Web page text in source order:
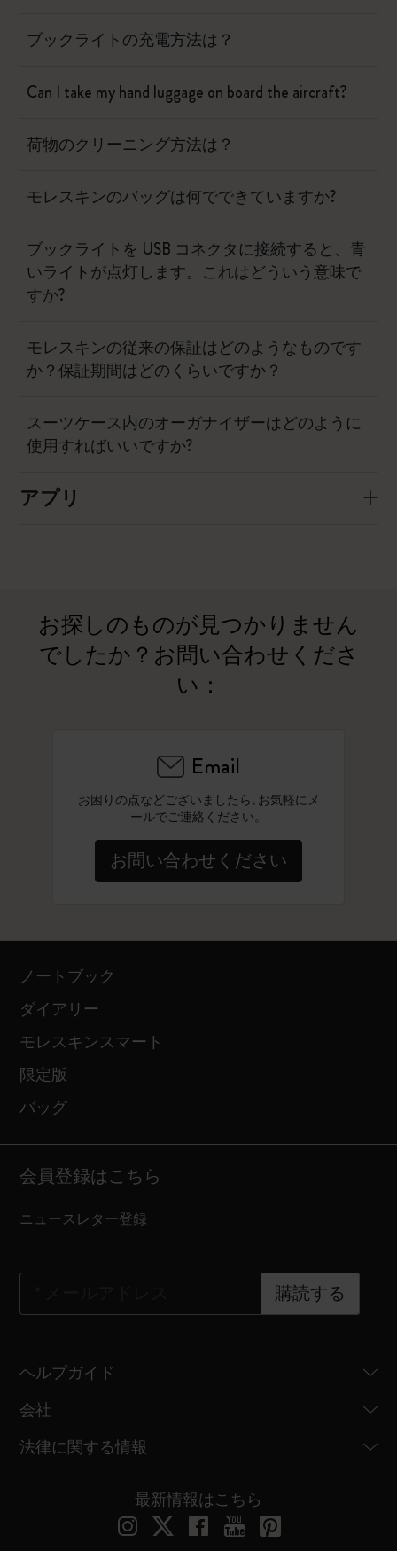
ブックライトの充電方法は？
Can I take my hand luggage on board the aircraft?
荷物のクリーニング方法は？
モレスキンのバッグは何でできていますか?
ブックライトを USB コネクタに接続すると、青
いライトが点灯します。これはどういう意味で
すか?
モレスキンの従来の保証はどのようなものです
か？保証期間はどのくらいですか？
スーツケース内のオーガナイザーはどのように
使用すればいいですか?
アプリ
お探しのものが見つかりません
でしたか？お問い合わせくださ
い：
Email
お困りの点などございましたら､お気軽にメ
ールでご連絡ください。
お問い合わせください
ノートブック
ダイアリー
モレスキンスマート
限定版
バッグ
会員登録はこちら
ニュースレター登録
購読する
ヘルプガイド
会社
法律に関する情報
最新情報はこちら